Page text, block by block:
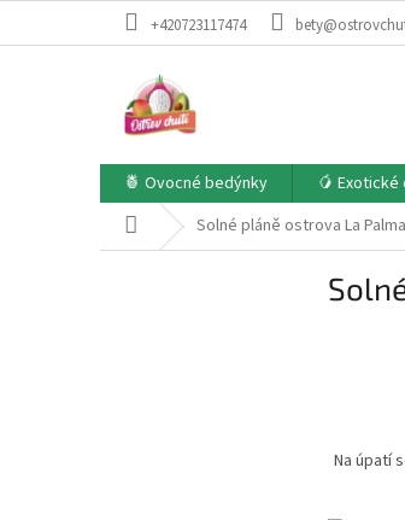
+420723117474
🍍 Ovocné bedýnky 🥭 Exotické
Domů Solné pláně ostrova La Palma
Na úpatí